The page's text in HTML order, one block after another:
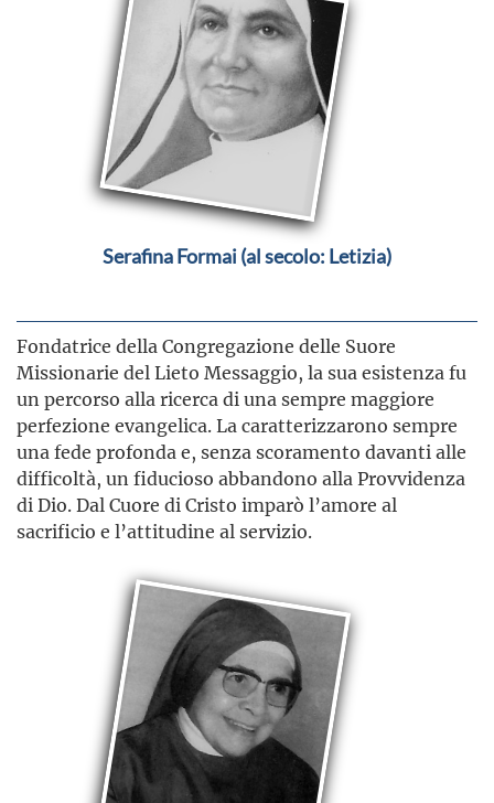
Serafina Formai (al secolo: Letizia)
Fondatrice della Congregazione delle Suore
Missionarie del Lieto Messaggio, la sua esistenza fu
un percorso alla ricerca di una sempre maggiore
perfezione evangelica. La caratterizzarono sempre
una fede profonda e, senza scoramento davanti alle
difficoltà, un fiducioso abbandono alla Provvidenza
di Dio. Dal Cuore di Cristo imparò l’amore al
sacrificio e l’attitudine al servizio.